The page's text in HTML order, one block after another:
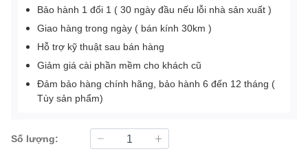
Bảo hành 1 đổi 1 ( 30 ngày đầu nếu lỗi nhà sản xuất )
Giao hàng trong ngày ( bán kính 30km )
Hỗ trợ kỹ thuật sau bán hàng
Giảm giá cài phần mềm cho khách cũ
Đảm bảo hàng chính hãng, bảo hành 6 đến 12 tháng (
Tùy sản phẩm)
Số lượng: